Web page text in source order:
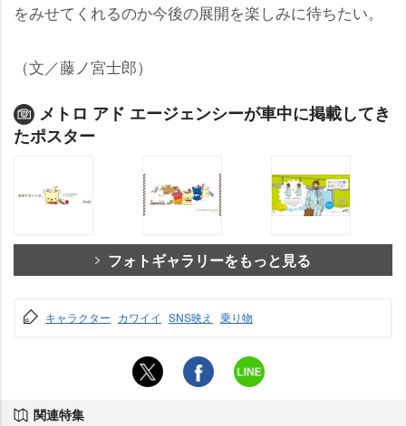
をみせてくれるのか今後の展開を楽しみに待ちたい。
（文／藤ノ宮士郎）
メトロ アド エージェンシーが車中に掲載してき
たポスター
フォトギャラリーをもっと見る
キャラクター カワイイ SNS映え 乗り物
関連特集